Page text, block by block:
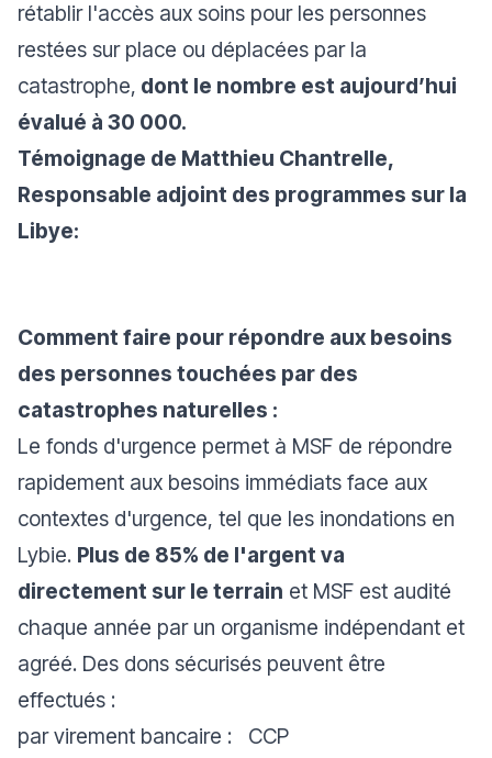
rétablir l'accès aux soins pour les personnes
restées sur place ou déplacées par la
catastrophe, dont le nombre est aujourd’hui
évalué à 30 000.
Témoignage de Matthieu Chantrelle,
Responsable adjoint des programmes sur la
Libye:
Comment faire pour répondre aux besoins
des personnes touchées par des
catastrophes naturelles :
Le fonds d'urgence permet à MSF de répondre
rapidement aux besoins immédiats face aux
contextes d'urgence, tel que les inondations en
Lybie. Plus de 85% de l'argent va
directement sur le terrain et MSF est audité
chaque année par un organisme indépendant et
agréé. Des dons sécurisés peuvent être
effectués :
par virement bancaire : CCP